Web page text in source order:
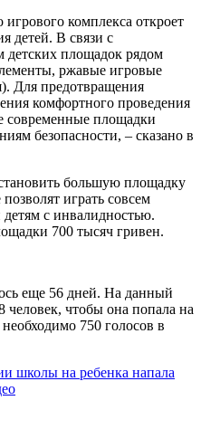
комплекса откроет
детей. В связи с
детских площадок рядом
ржавые игровые
Для предотвращения
комфортного проведения
современные площадки
безопасности, – сказано в
большую площадку
играть совсем
с инвалидностью.
700 тысяч гривен.
еще 56 дней. На данный
человек, чтобы она попала на
750 голосов в
школы на ребенка напала